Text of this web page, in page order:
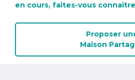
en cours, faites-vous
Proposer
Maison